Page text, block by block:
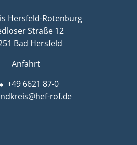
Hersfeld-Rotenburg
Straße 12
Bad Hersfeld
Anfahrt
+49 6621 87-0
rof.de